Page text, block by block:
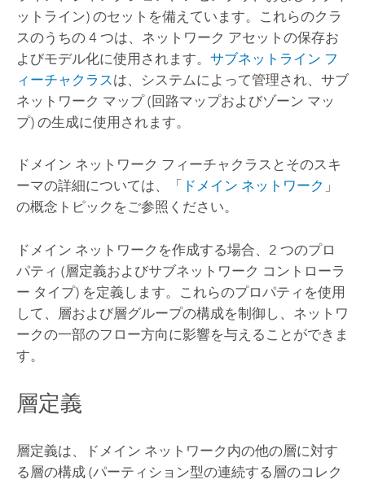
ットライン) のセットを備えています。これらのクラ
スのうちの 4 つは、ネットワーク アセットの保存お
よびモデル化に使用されます。 サブネットライン フ
ィーチャクラスは、システムによって管理され、サブ
ネットワーク マップ (回路マップおよびゾーン マッ
プ) の生成に使用されます。
ドメイン ネットワーク フィーチャクラスとそのスキ
ーマの詳細については、「 ドメイン ネットワーク 」
の概念トピックをご参照ください。
ドメイン ネットワークを作成する場合、2 つのプロ
パティ (層定義およびサブネットワーク コントローラ
ー タイプ) を定義します。これらのプロパティを使用
して、層および層グループの構成を制御し、ネットワ
ークの一部のフロー方向に影響を与えることができま
す。
層定義
層定義は、ドメイン ネットワーク内の他の層に対す
る層の構成 (パーティション型の連続する層のコレク